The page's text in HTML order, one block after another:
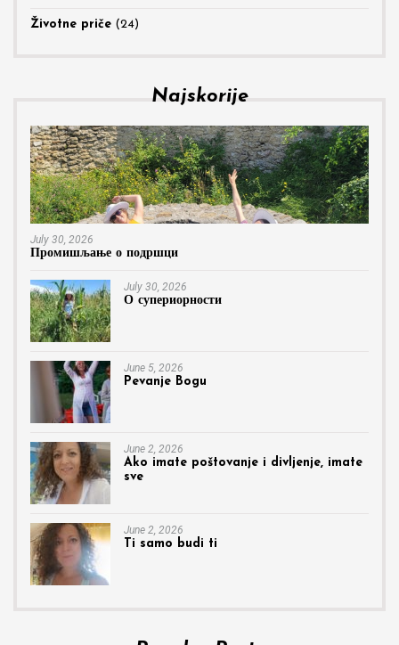
Životne priče (24)
Najskorije
July 30, 2026
Промишљање о подршци
July 30, 2026
О супериорности
June 5, 2026
Pevanje Bogu
June 2, 2026
Ako imate poštovanje i divljenje, imate
sve
June 2, 2026
Ti samo budi ti